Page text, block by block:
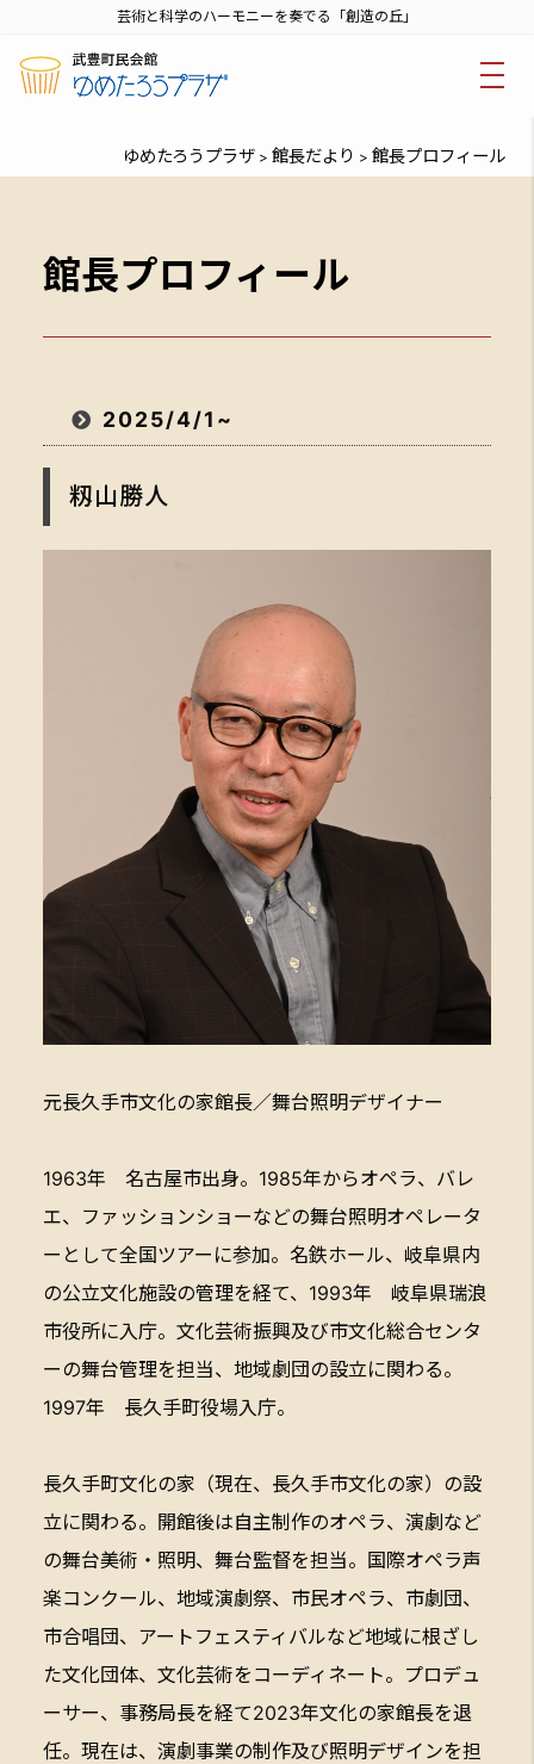
芸術と科学のハーモニーを奏でる「創造の丘」
ゆめたろうプラザ > 館長だより > 館長プロフィール
館長プロフィール
2025/4/1~
籾山勝人
元長久手市文化の家館長／舞台照明デザイナー
1963年 名古屋市出身。1985年からオペラ、バレ
エ、ファッションショーなどの舞台照明オペレータ
ーとして全国ツアーに参加。名鉄ホール、岐阜県内
の公立文化施設の管理を経て、1993年 岐阜県瑞浪
市役所に入庁。文化芸術振興及び市文化総合センタ
ーの舞台管理を担当、地域劇団の設立に関わる。
1997年 長久手町役場入庁。
長久手町文化の家（現在、長久手市文化の家）の設
立に関わる。開館後は自主制作のオペラ、演劇など
の舞台美術・照明、舞台監督を担当。国際オペラ声
楽コンクール、地域演劇祭、市民オペラ、市劇団、
市合唱団、アートフェスティバルなど地域に根ざし
た文化団体、文化芸術をコーディネート。プロデュ
ーサー、事務局長を経て2023年文化の家館長を退
任。現在は、演劇事業の制作及び照明デザインを担